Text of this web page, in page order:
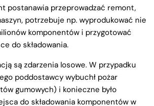
postanawia przeprowadzać remont,
potrzebuje np. wyprodukować nie
komponentów i przygotować
do składowania.
są zdarzenia losowe. W przypadku
poddostawcy wybuchł pożar
gumowych) i konieczne było
do składowania komponentów w